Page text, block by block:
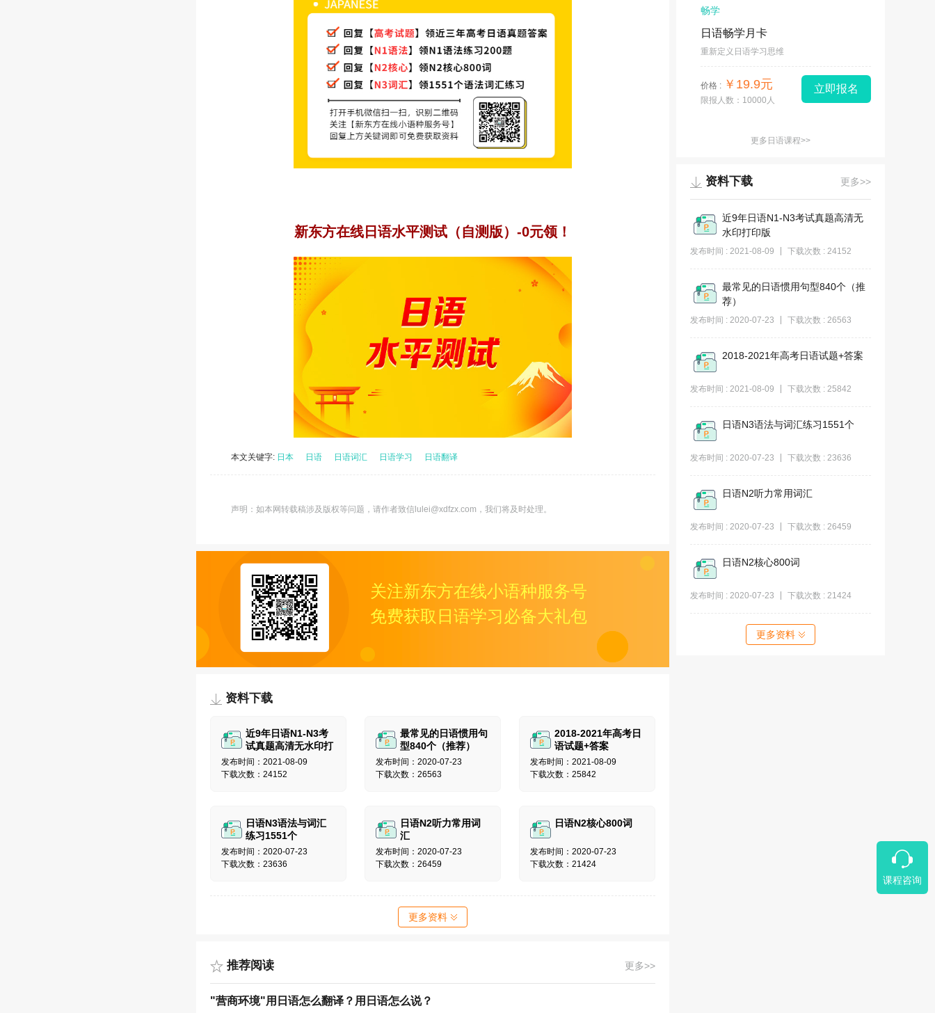
课程咨询
新东方在线日语水平测试（自测版）-0元领！
本文关键字: 日本 日语 日语词汇 日语学习 日语翻译
声明：如本网转载稿涉及版权等问题，请作者致信lulei@xdfzx.com，我们将及时处理。
关注新东方在线小语种服务号
免费获取日语学习必备大礼包
资料下载
近9年日语N1-N3考
试真题高清无水印打
印版
发布时间：2021-08-09
下载次数：24152
最常见的日语惯用句
型840个（推荐）
发布时间：2020-07-23
下载次数：26563
2018-2021年高考日
语试题+答案
发布时间：2021-08-09
下载次数：25842
日语N3语法与词汇
练习1551个
发布时间：2020-07-23
下载次数：23636
日语N2听力常用词
汇
发布时间：2020-07-23
下载次数：26459
日语N2核心800词
发布时间：2020-07-23
下载次数：21424
更多资料
推荐阅读 更多>>
"营商环境"用日语怎么翻译？用日语怎么说？
畅学
日语畅学月卡
重新定义日语学习思维
价格 : ￥19.9元
限报人数：10000人
立即报名
更多日语课程>>
资料下载 更多>>
近9年日语N1-N3考试真题高清无
水印打印版
发布时间 : 2021-08-09 下载次数 : 24152
最常见的日语惯用句型840个（推
荐）
发布时间 : 2020-07-23 下载次数 : 26563
2018-2021年高考日语试题+答案
发布时间 : 2021-08-09 下载次数 : 25842
日语N3语法与词汇练习1551个
发布时间 : 2020-07-23 下载次数 : 23636
日语N2听力常用词汇
发布时间 : 2020-07-23 下载次数 : 26459
日语N2核心800词
发布时间 : 2020-07-23 下载次数 : 21424
更多资料